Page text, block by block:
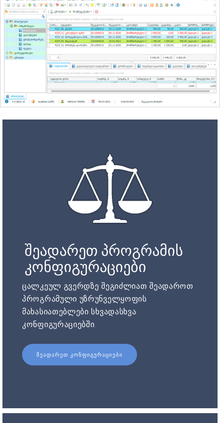
შეადარეთ პროგრამის
კონფიგურაციები
ცალკეულ გვერდზე შეგიძლიათ შეადაროთ
პროგრამული უზრუნველყოფის
მახასიათებლები სხვადასხვა
კონფიგურაციებში.
ᲨᲔᲐᲓᲐᲠᲔᲗ ᲙᲝᲜᲤᲘᲒᲣᲠᲐᲪᲘᲔᲑᲘ